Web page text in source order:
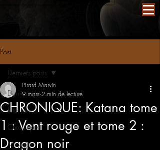
Post
Derniers posts
Interview
Chronique
Musique
Derniers posts
CHRONIQUE: Katana tome
1 : Vent rouge et tome 2 :
Dragon noir
Pirard Marvin
9 mars 2 min de lecture